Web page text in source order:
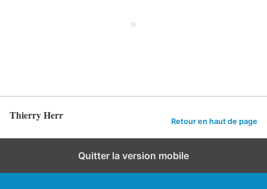
Thierry Herr Retour en haut de page
Quitter la version mobile